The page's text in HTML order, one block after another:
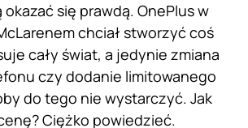
się prawdą. OnePlus w
chciał stworzyć coś
cały świat, a jedynie zmiana
czy dodanie limitowanego
do tego nie wystarczyć. Jak
Ciężko powiedzieć.